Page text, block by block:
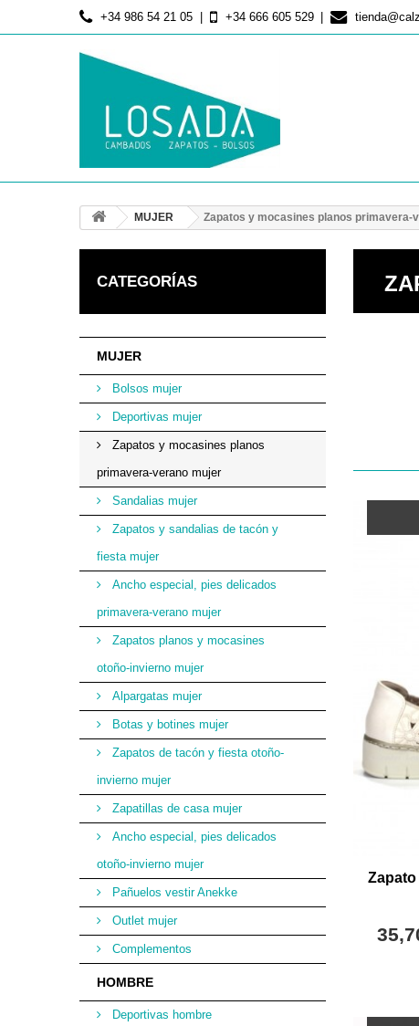
+34 986 54 21 05 +34 666 605 529
MUJER Zapatos y mocasines planos primavera-
CATEGORÍAS
MUJER
Bolsos mujer
Deportivas mujer
Zapatos y mocasines planos
primavera-verano mujer
Sandalias mujer
Zapatos y sandalias de tacón y
fiesta mujer
Ancho especial, pies delicados
primavera-verano mujer
Zapatos planos y mocasines
otoño-invierno mujer
Alpargatas mujer
Botas y botines mujer
Zapatos de tacón y fiesta otoño-
invierno mujer
Zapatillas de casa mujer
Ancho especial, pies delicados
otoño-invierno mujer
Pañuelos vestir Anekke
Outlet mujer
Complementos
HOMBRE
Deportivas hombre